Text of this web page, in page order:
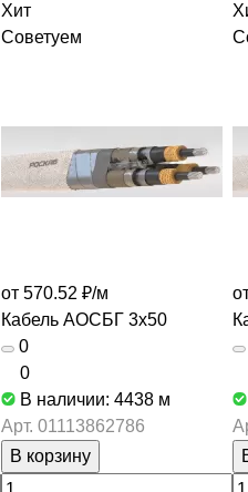
Хит
Советуем
от 570.52 ₽/м
Кабель АОСБГ 3х50
0
0
В наличии: 4438 м
Арт. 01113862786
В корзину